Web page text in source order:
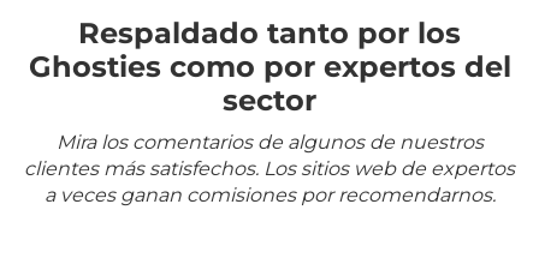
Respaldado tanto por los
Ghosties como por expertos del
sector
Mira los comentarios de algunos de nuestros
clientes más satisfechos. Los sitios web de expertos
a veces ganan comisiones por recomendarnos.